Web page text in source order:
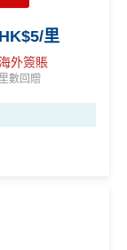
出】
推廣期內成功
盲盒抽獎，並
！盲盒獎賞超
抽：
30,000里數
(相等於360,0
00積分)
HK$1,600現
得基本積
citi-pm
HK$5,000或
HK$1,000或
及
HK$5/里
外簽賬
里數回贈